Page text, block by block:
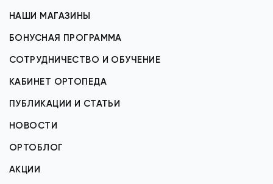
НАШИ МАГАЗИНЫ
БОНУСНАЯ ПРОГРАММА
СОТРУДНИЧЕСТВО И ОБУЧЕНИЕ
КАБИНЕТ ОРТОПЕДА
ПУБЛИКАЦИИ И СТАТЬИ
НОВОСТИ
ОРТОБЛОГ
АКЦИИ